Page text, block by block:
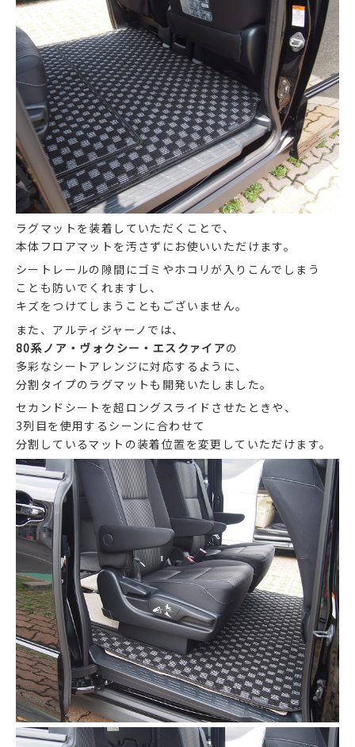
ラグマットを装着していただくことで、
本体フロアマットを汚さずにお使いいただけます。
シートレールの隙間にゴミやホコリが入りこんでしまう
ことも防いでくれますし、
キズをつけてしまうこともございません。
また、アルティジャーノでは、
80系ノア・ヴォクシー・エスクァイアの
多彩なシートアレンジに対応するように、
分割タイプのラグマットも開発いたしました。
セカンドシートを超ロングスライドさせたときや、
3列目を使用するシーンに合わせて
分割しているマットの装着位置を変更していただけます。